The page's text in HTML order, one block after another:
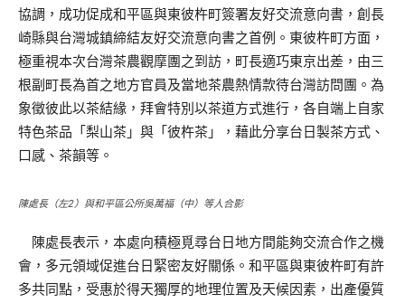
協調，成功促成和平區與東彼杵町簽署友好交流意向書，創長
崎縣與台灣城鎮締結友好交流意向書之首例。東彼杵町方面，
極重視本次台灣茶農觀摩團之到訪，町長適巧東京出差，由三
根副町長為首之地方官員及當地茶農熱情款待台灣訪問團。為
象徵彼此以茶結緣，拜會特別以茶道方式進行，各自端上自家
特色茶品「梨山茶」與「彼杵茶」，藉此分享台日製茶方式、
口感、茶韻等。
陳處長（左2）與和平區公所吳萬福（中）等人合影
陳處長表示，本處向積極覓尋台日地方間能夠交流合作之機
會，多元領域促進台日緊密友好關係。和平區與東彼杵町有許
多共同點，受惠於得天獨厚的地理位置及天候因素，出產優質